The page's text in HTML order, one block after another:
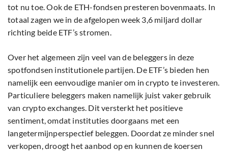
tot nu toe. Ook de ETH-fondsen presteren bovenmaats. In
totaal zagen we in de afgelopen week 3,6 miljard dollar
richting beide ETF’s stromen.
Over het algemeen zijn veel van de beleggers in deze
spotfondsen institutionele partijen. De ETF’s bieden hen
namelijk een eenvoudige manier om in crypto te investeren.
Particuliere beleggers maken namelijk juist vaker gebruik
van crypto exchanges. Dit versterkt het positieve
sentiment, omdat instituties doorgaans met een
langetermijnperspectief beleggen. Doordat ze minder snel
verkopen, droogt het aanbod op en kunnen de koersen